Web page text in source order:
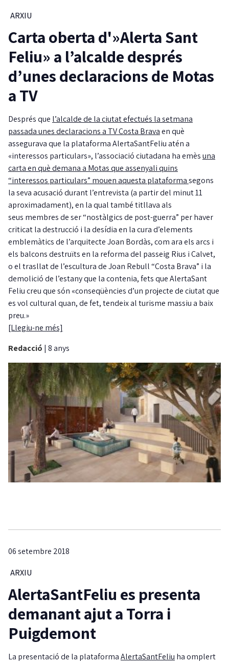
ARXIU
Carta oberta d'»Alerta Sant
Feliu» a l’alcalde després
d’unes declaracions de Motas
a TV
Després que l’alcalde de la ciutat efectués la setmana
passada unes declaracions a TV Costa Bravaen què
assegurava que la plataforma AlertaSantFeliu atén a
«interessos particulars», l’associació ciutadana ha emèsuna
carta en què demana a Motas que assenyali quins
“interessos particulars” mouen aquesta plataformasegons
la seva acusació durant l’entrevista (a partir del minut 11
aproximadament), en la qual també titllava als
seus membres de ser “nostàlgics de post-guerra” per haver
criticat la destrucció i la desídia en la cura d’elements
emblemàtics de l’arquitecte Joan Bordàs, com ara els arcs i
els balcons destruïts en la reforma del passeig Rius i Calvet,
o el trasllat de l’escultura de Joan Rebull “Costa Brava” i la
demolició de l’estany que la contenia, fets que AlertaSant
Feliu creu que són «conseqüències d’un projecte de ciutat que
es vol cultural quan, de fet, tendeix al turisme massiu a baix
preu.»
[Llegiu-ne més]
Redacció | 8 anys
06 setembre 2018
ARXIU
AlertaSantFeliu es presenta
demanant ajut a Torra i
Puigdemont
La presentació de la plataformaAlertaSantFeliu ha omplert